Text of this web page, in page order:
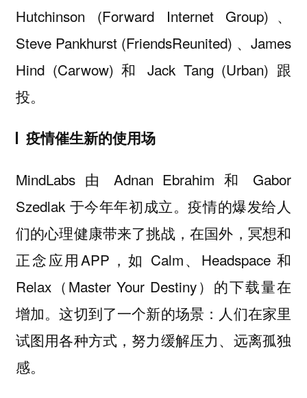
Hutchinson (Forward Internet Group)、
Steve Pankhurst (FriendsReunited) 、James
Hind (Carwow) 和 Jack Tang (Urban) 跟
投。
疫情催生新的使用场
MindLabs 由 Adnan Ebrahim 和 Gabor
Szedlak 于今年年初成立。疫情的爆发给人
们的心理健康带来了挑战，在国外，冥想和
正念应用APP，如 Calm、Headspace 和
Relax（Master Your Destiny）的下载量在
增加。这切到了一个新的场景：人们在家里
试图用各种方式，努力缓解压力、远离孤独
感。